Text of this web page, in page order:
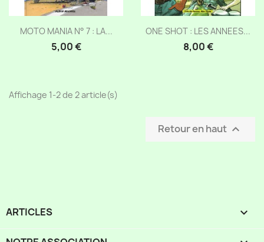
Aperçu rapide
MOTO MANIA N° 7 : LA...
5,00 €
Aperçu rapide
ONE SHOT : LES ANNEES...
8,00 €
Affichage 1-2 de 2 article(s)
Retour en haut 
ARTICLES 